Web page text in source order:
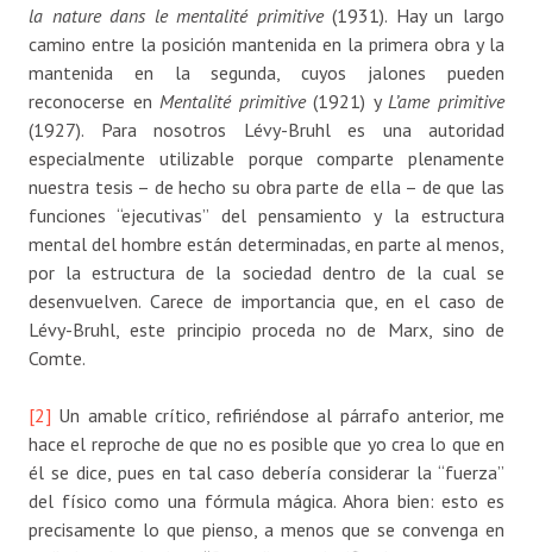
la nature dans le mentalité primitive(1931). Hay un largo
camino entre la posición mantenida en la primera obra y la
mantenida en la segunda, cuyos jalones pueden
reconocerse en Mentalité primitive(1921) y L’ame primitive
(1927). Para nosotros Lévy-Bruhl es una autoridad
especialmente utilizable porque comparte plenamente
nuestra tesis – de hecho su obra parte de ella – de que las
funciones “ejecutivas” del pensamiento y la estructura
mental del hombre están determinadas, en parte al menos,
por la estructura de la sociedad dentro de la cual se
desenvuelven. Carece de importancia que, en el caso de
Lévy-Bruhl, este principio proceda no de Marx, sino de
Comte.
[2] Un amable crítico, refiriéndose al párrafo anterior, me
hace el reproche de que no es posible que yo crea lo que en
él se dice, pues en tal caso debería considerar la “fuerza”
del físico como una fórmula mágica. Ahora bien: esto es
precisamente lo que pienso, a menos que se convenga en